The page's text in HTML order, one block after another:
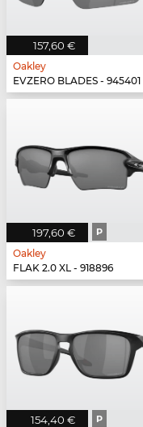
157,60 €
Oakley
EVZERO BLADES - 945401
197,60 € P
Oakley
FLAK 2.0 XL - 918896
154,40 € P